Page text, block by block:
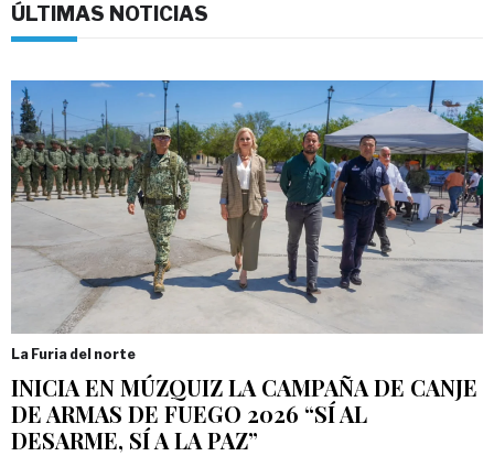
ÚLTIMAS NOTICIAS
La Furia del norte
INICIA EN MÚZQUIZ LA CAMPAÑA DE CANJE
DE ARMAS DE FUEGO 2026 “SÍ AL
DESARME, SÍ A LA PAZ”